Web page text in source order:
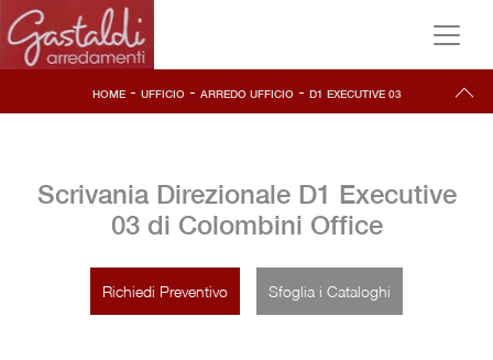
HOME- UFFICIO- ARREDO UFFICIO - D1 EXECUTIVE 03
Scrivania Direzionale D1 Executive
03 di Colombini Office
Richiedi Preventivo Sfoglia i Cataloghi